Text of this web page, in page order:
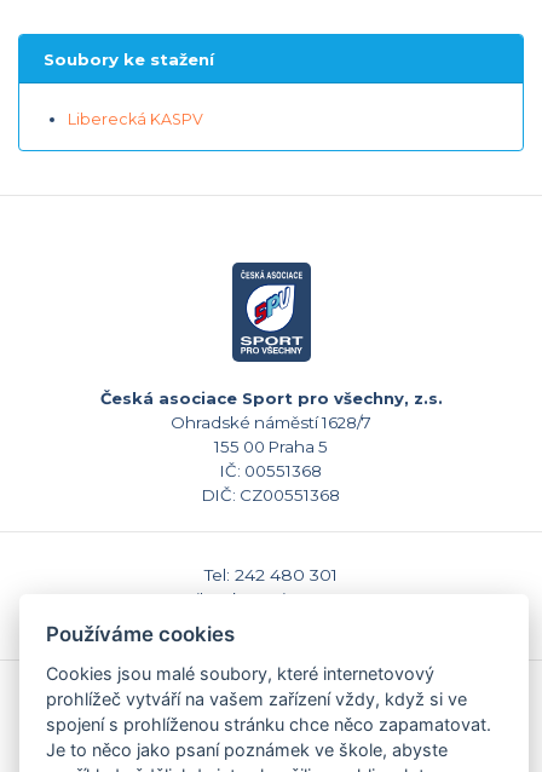
Soubory ke stažení
Liberecká KASPV
Česká asociace Sport pro všechny, z.s.
Ohradské náměstí 1628/7
155 00 Praha 5
IČ: 00551368
DIČ: CZ00551368
Tel: 242 480 301
E-mail: sekretariat@caspv.cz
www.caspv.cz
Kontakty
Domů
Napište nám
Používáme cookies
Cookies jsou malé soubory, které internetovový
prohlížeč vytváří na vašem zařízení vždy, když si ve
spojení s prohlíženou stránku chce něco zapamatovat.
Je to něco jako psaní poznámek ve škole, abyste